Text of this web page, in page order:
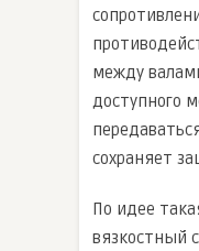
между
доступного
сохраняет
По идее
вязкостный